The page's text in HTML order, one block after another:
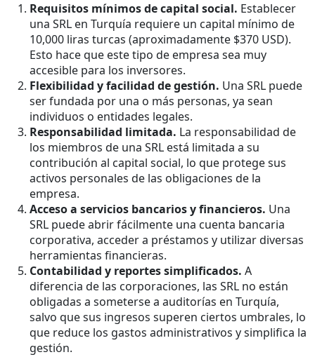
Requisitos mínimos de capital social. Establecer
una SRL en Turquía requiere un capital mínimo de
10,000 liras turcas (aproximadamente $370 USD).
Esto hace que este tipo de empresa sea muy
accesible para los inversores.
Flexibilidad y facilidad de gestión. Una SRL puede
ser fundada por una o más personas, ya sean
individuos o entidades legales.
Responsabilidad limitada. La responsabilidad de
los miembros de una SRL está limitada a su
contribución al capital social, lo que protege sus
activos personales de las obligaciones de la
empresa.
Acceso a servicios bancarios y financieros. Una
SRL puede abrir fácilmente una cuenta bancaria
corporativa, acceder a préstamos y utilizar diversas
herramientas financieras.
Contabilidad y reportes simplificados. A
diferencia de las corporaciones, las SRL no están
obligadas a someterse a auditorías en Turquía,
salvo que sus ingresos superen ciertos umbrales, lo
que reduce los gastos administrativos y simplifica la
gestión.